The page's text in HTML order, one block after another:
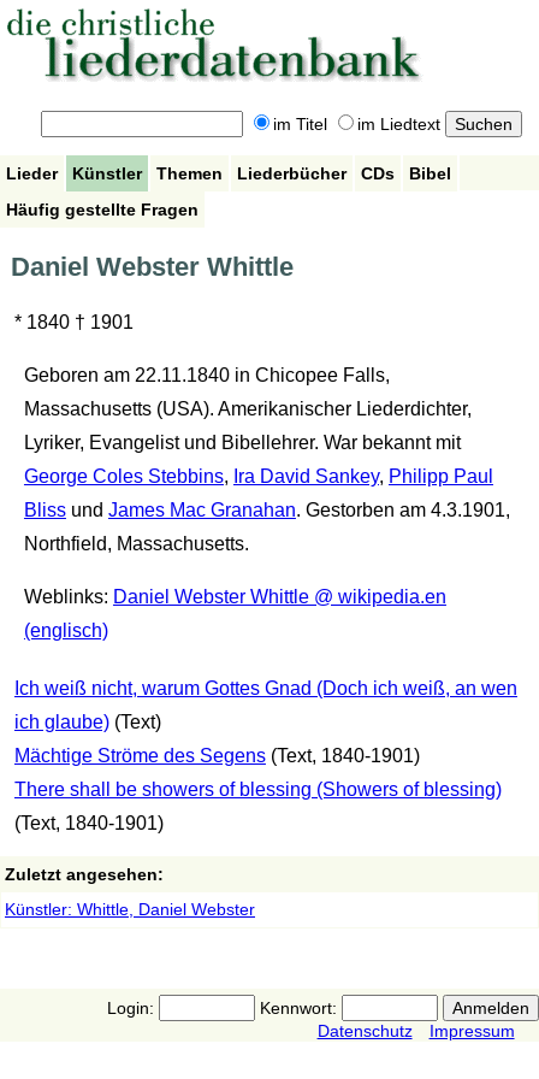
im Titel im Liedtext
Lieder Künstler Themen Liederbücher CDs
Bibel
Häufig gestellte Fragen
Daniel Webster Whittle
* 1840 † 1901
Geboren am 22.11.1840 in Chicopee Falls,
Massachusetts (USA). Amerikanischer Liederdichter,
Lyriker, Evangelist und Bibellehrer. War bekannt mit
George Coles Stebbins, Ira David Sankey, Philipp Paul
Blissund James Mac Granahan. Gestorben am 4.3.1901,
Northfield, Massachusetts.
Weblinks: Daniel Webster Whittle @ wikipedia.en
(englisch)
Ich weiß nicht, warum Gottes Gnad (Doch ich weiß, an wen
ich glaube) (Text)
Mächtige Ströme des Segens (Text, 1840-1901)
There shall be showers of blessing (Showers of blessing)
(Text, 1840-1901)
Zuletzt angesehen:
Künstler: Whittle, Daniel Webster
Login:
Kennwort:
Datenschutz
Impressum